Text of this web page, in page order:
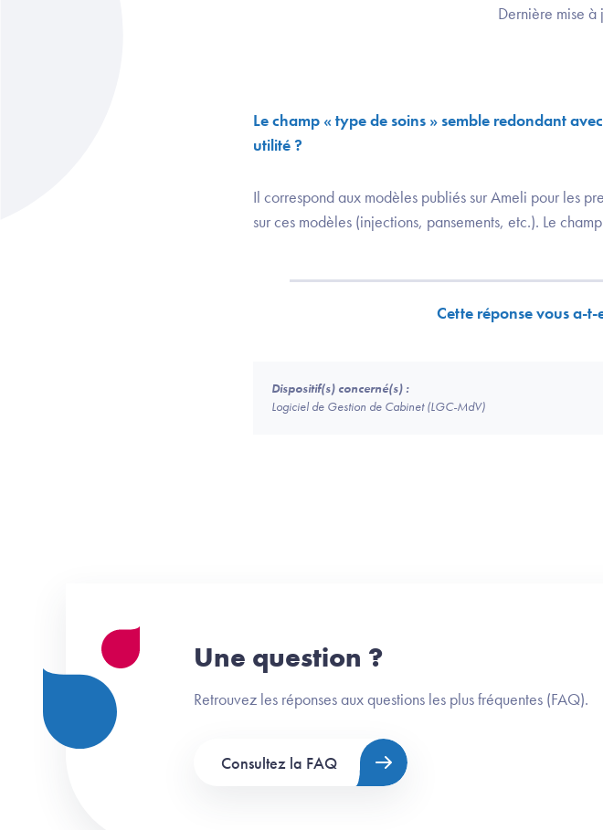
Dernière mise
Le champ « type de soins » semble redondant
utilité ?
Il correspond aux modèles publiés sur Ameli pour les
sur ces modèles (injections, pansements, etc.). Le
Cette réponse vous a-t-
Dispositif(s) concerné(s) :
Logiciel de Gestion de Cabinet (LGC-MdV)
Une question ?
Retrouvez les réponses aux questions les plus fréquentes (FAQ).
Consultez la FAQ